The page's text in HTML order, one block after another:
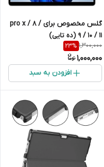
گلس مخصوص برای pro x / 8 /
9 / 10 / 11 (ده تایی)
1,300,000
23%
1,000,000
افزودن به سبد